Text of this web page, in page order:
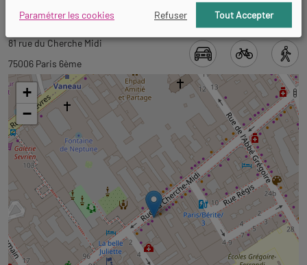
l'onglet
informations
Revenir
à
l'onglet
carte
81 rue du Cherche Midi
75006 Paris 6ème
+
−
Paramétrer les cookies
Refuser Tout Accepter